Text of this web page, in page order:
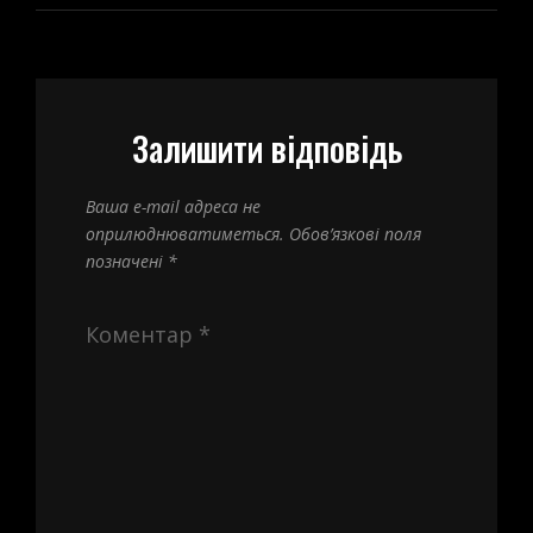
Залишити відповідь
Ваша e-mail адреса не
оприлюднюватиметься. Обов’язкові поля
позначені *
Коментар *